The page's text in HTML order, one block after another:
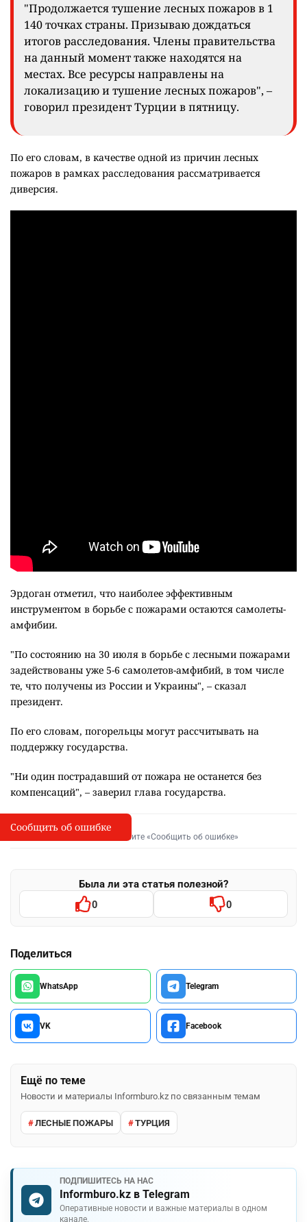
"Продолжается тушение лесных пожаров в 1
140 точках страны. Призываю дождаться
итогов расследования. Члены правительства
на данный момент также находятся на
местах. Все ресурсы направлены на
локализацию и тушение лесных пожаров", –
говорил президент Турции в пятницу.
По его словам, в качестве одной из причин лесных
пожаров в рамках расследования рассматривается
диверсия.
Эрдоган отметил, что наиболее эффективным
инструментом в борьбе с пожарами остаются самолеты-
амфибии.
"По состоянию на 30 июля в борьбе с лесными пожарами
задействованы уже 5-6 самолетов-амфибий, в том числе
те, что получены из России и Украины", – сказал
президент.
По его словам, погорельцы могут рассчитывать на
поддержку государства.
"Ни один пострадавший от пожара не останется без
компенсаций", – заверил глава государства.
I
Сообщить об опечатке
Выделите фрагмент и нажмите «Сообщить об ошибке»
Была ли эта статья полезной?
0 0
Поделиться
WhatsApp Telegram
VK Facebook
Ещё по теме
Новости и материалы Informburo.kz по связанным темам
ЛЕСНЫЕ ПОЖАРЫ ТУРЦИЯ
ПОДПИШИТЕСЬ НА НАС
Informburo.kz в Telegram
Оперативные новости и важные материалы в одном
канале.
Сообщить об ошибке